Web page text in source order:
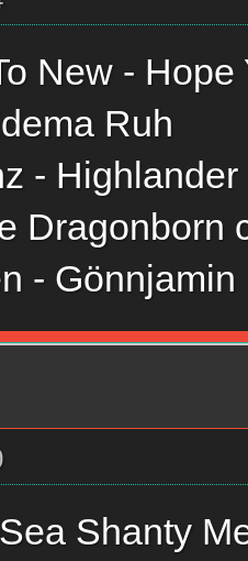
New - Hope
Ruh
- Highlander
Dragonborn
- Gönnjamin
Shanty